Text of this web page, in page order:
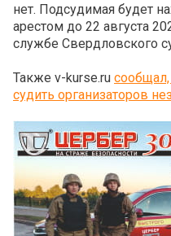
нет. Подсудимая будет
арестом до 22 августа
службе Свердловского
Также v-kurse.ru сообщал,
судить организаторов